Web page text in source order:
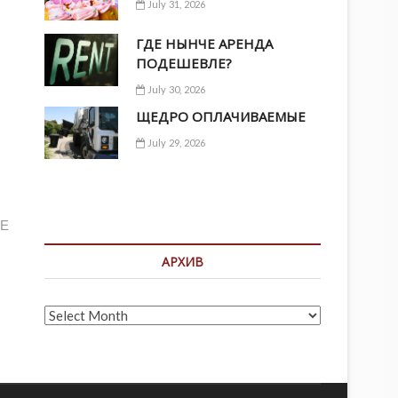
July 31, 2026
ГДЕ НЫНЧЕ АРЕНДА
ПОДЕШЕВЛЕ?
July 30, 2026
ЩЕДРО ОПЛАЧИВАЕМЫЕ
July 29, 2026
АРХИВ
Архив